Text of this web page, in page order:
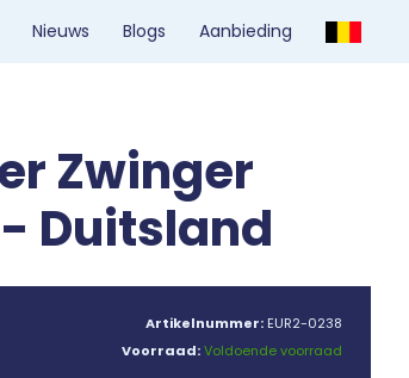
Nieuws Blogs Aanbieding
Zwinger
- Duitsland
Artikelnummer: EUR2-0238
Voorraad:Voldoende voorraad